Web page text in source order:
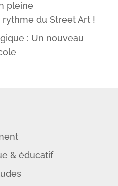
pleine
du Street Art !
: Un nouveau
& éducatif